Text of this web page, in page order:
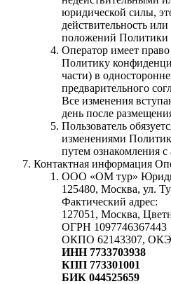
юридической силы,
действительность
положений Политики
Оператор имеет
Политику
части) в
предварительного
Все изменения
день после
Пользователь
изменениями
путем ознакомления
Контактная информация
ООО «ОМ тур»
125480, Москва, ул.
Фактический адрес:
127051, Москва,
ОГРН 1097746367443
ОКПО 62143307,
ИНН 7733703938
КПП 773301001
БИК 044525659